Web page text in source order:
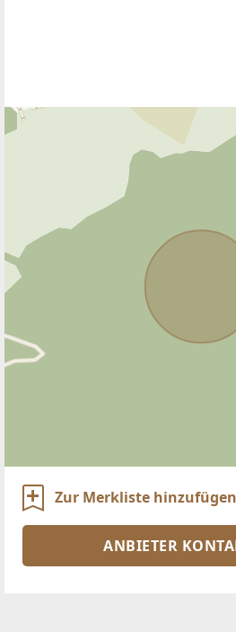
ANBIETER KONTAKTIEREN
Zur Merkliste hinzufügen
ANBIETER